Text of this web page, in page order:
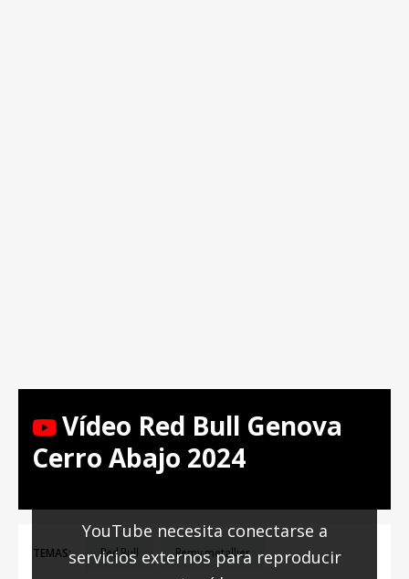
Vídeo Red Bull Genova
Cerro Abajo 2024
YouTube necesita conectarse a
servicios externos para reproducir
TEMAS: Red Bull Remy metallier